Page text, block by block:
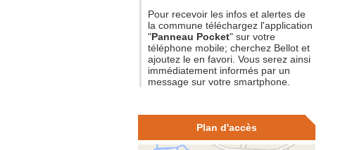
Pour recevoir les infos et alertes de
la commune téléchargez l'application
"Panneau Pocket" sur votre
téléphone mobile; cherchez Bellot et
ajoutez le en favori. Vous serez ainsi
immédiatement informés par un
message sur votre smartphone.
Plan d'accès